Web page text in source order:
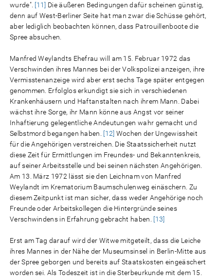
wurde". [11] Die äußeren Bedingungen dafür scheinen günstig,
denn auf West-Berliner Seite hat man zwar die Schüsse gehört,
aber lediglich beobachten können, dass Patrouillenboote die
Spree absuchen.
Manfred Weylandts Ehefrau will am 15. Februar 1972 das
Verschwinden ihres Mannes bei der Volkspolizei anzeigen, ihre
Vermisstenanzeige wird aber erst sechs Tage später entgegen
genommen. Erfolglos erkundigt sie sich in verschiedenen
Krankenhäusern und Haftanstalten nach ihrem Mann. Dabei
wächst ihre Sorge, ihr Mann könne aus Angst vor seiner
Inhaftierung gelegentliche Andeutungen wahr gemacht und
Selbstmord begangen haben. [12] Wochen der Ungewissheit
für die Angehörigen verstreichen. Die Staatssicherheit nutzt
diese Zeit für Ermittlungen im Freundes- und Bekanntenkreis,
auf seiner Arbeitsstelle und bei seinen nächsten Angehörigen.
Am 13. März 1972 lässt sie den Leichnam von Manfred
Weylandt im Krematorium Baumschulenweg einäschern. Zu
diesem Zeitpunkt ist man sicher, dass weder Angehörige noch
Freunde oder Arbeitskollegen die Hintergründe seines
Verschwindens in Erfahrung gebracht haben. [13]
Erst am Tag darauf wird der Witwe mitgeteilt, dass die Leiche
ihres Mannes in der Nähe der Museumsinsel in Berlin-Mitte aus
der Spree geborgen und bereits auf Staatskosten eingeäschert
worden sei. Als Todeszeit ist in die Sterbeurkunde mit dem 15.